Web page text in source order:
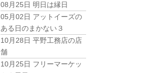
08月25日 明日は縁日
05月02日 アットイーズの
ある日のまかない３
10月28日 平野工務店の店
舗
10月25日 フリーマーケッ